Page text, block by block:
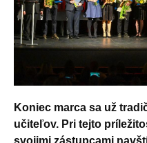
Koniec marca sa už
učiteľov. Pri tejto